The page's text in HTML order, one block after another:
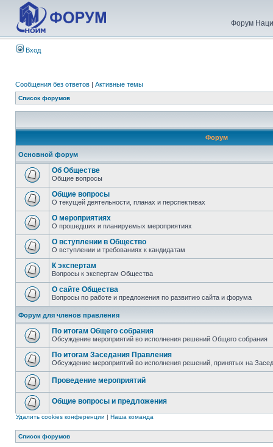
Форум
Вход
Сообщения без ответов | Активные темы
Список форумов
Форум
Основной форум
Об Обществе
Общие вопросы
Общие вопросы
О текущей деятельности, планах и перспективах
О мероприятиях
О прошедших и планируемых мероприятиях
О вступлении в Общество
О вступлении и требованиях к кандидатам
К экспертам
Вопросы к экспертам Общества
О сайте Общества
Вопросы по работе и предложения по развитию сайта и форума
Форум для членов правления
По итогам Общего собрания
Обсуждение мероприятий во исполнения решений Общего собрания
По итогам Заседания Правления
Обсуждение мероприятий во исполнения решений, принятых на
Проведение мероприятий
Общие вопросы и предложения
Удалить cookies конференции | Наша команда
Список форумов